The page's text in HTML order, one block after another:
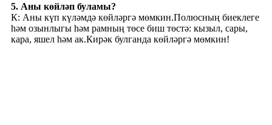
5. Аны көйләп буламы?
К: Аны күп күләмдә көйләргә мөмкин.Полюсның биеклеге
һәм озынлыгы һәм рамның төсе биш төстә: кызыл, сары,
кара, яшел һәм ак.Кирәк булганда көйләргә мөмкин!